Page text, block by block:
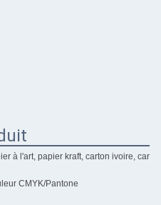
à l'art, papier kraft, carton ivoire,
CMYK/Pantone